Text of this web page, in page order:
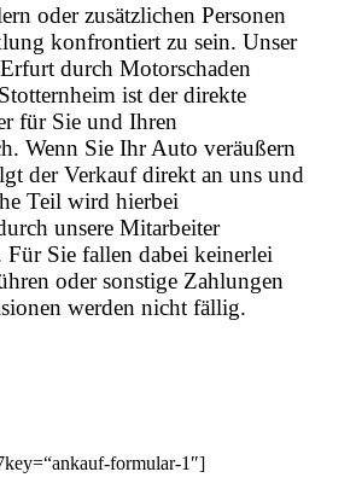
oder zusätzlichen Personen
konfrontiert zu sein. Unser
durch Motorschaden
ist der direkte
für Sie und Ihren
Wenn Sie Ihr Auto veräußern
der Verkauf direkt an uns und
Teil wird hierbei
unsere Mitarbeiter
Sie fallen dabei keinerlei
oder sonstige Zahlungen
werden nicht fällig.
formular-1″]